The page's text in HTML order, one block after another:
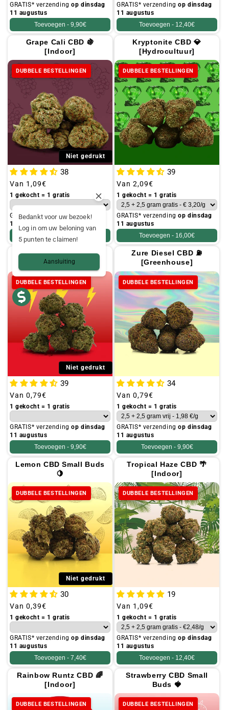
GRATIS* verzendingop dinsdag
11 augustus
Toevoegen - 9,90€
GRATIS* verzendingop dinsdag
11 augustus
Toevoegen - 12,40€
Grape Cali CBD 🍇
[Indoor]
DUBBELE BESTELLINGEN
Niet gedrukt
38
Gebruikelijke
prijs
Van 1,09€
1 gekocht = 1 gratis
GRATIS* verzendingop dinsdag
11 augustus
Toevoegen -
12,40€
Kryptonite CBD 💎
[Hydrocultuur]
DUBBELE BESTELLINGEN
39
Gebruikelijke
prijs
Van 2,09€
1 gekocht = 1 gratis
GRATIS* verzendingop dinsdag
11 augustus
Toevoegen - 16,00€
Cannatonic CBD ⚡️
[Greenhouse]
DUBBELE BESTELLINGEN
Niet gedrukt
39
Gebruikelijke
prijs
Van 0,79€
1 gekocht = 1 gratis
GRATIS* verzendingop dinsdag
11 augustus
Toevoegen - 9,90€
Zure Diesel CBD ⛽
[Greenhouse]
DUBBELE BESTELLINGEN
34
Gebruikelijke
prijs
Van 0,79€
1 gekocht = 1 gratis
GRATIS* verzendingop dinsdag
11 augustus
Toevoegen - 9,90€
Lemon CBD Small Buds
🍋
DUBBELE BESTELLINGEN
Niet gedrukt
30
Gebruikelijke
prijs
Van 0,39€
1 gekocht = 1 gratis
GRATIS* verzendingop dinsdag
11 augustus
Toevoegen - 7,40€
Tropical Haze CBD 🌴
[Indoor]
DUBBELE BESTELLINGEN
19
Gebruikelijke
prijs
Van 1,09€
1 gekocht = 1 gratis
GRATIS* verzendingop dinsdag
11 augustus
Toevoegen - 12,40€
Rainbow Runtz CBD 🌈
[Indoor]
DUBBELE BESTELLINGEN
Strawberry CBD Small
Buds 🍓
DUBBELE BESTELLINGEN
Bedankt voor uw bezoek!
Log in om uw beloning van
5 punten te claimen!
Aansluiting